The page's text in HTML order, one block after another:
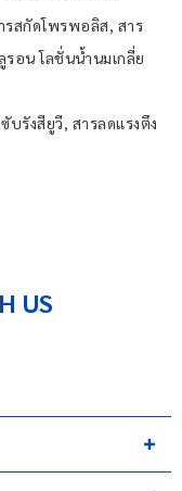
รสกัดโพรพอลิส, สาร
อน โลชั่นน้ำนมเกลี่ย
บรังสียูวี, สารลดแรงตึง
US